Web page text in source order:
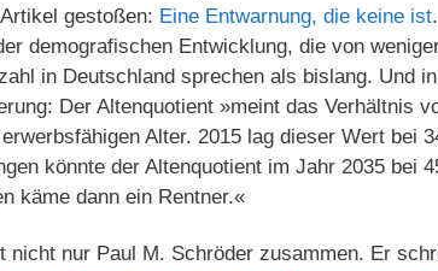
gestoßen: Eine Entwarnung, die keine ist
demografischen Entwicklung, die von
in Deutschland sprechen als bislang. Und
Der Altenquotient »meint das Verhältnis
Alter. 2015 lag dieser Wert bei
könnte der Altenquotient im Jahr 2035 bei
käme dann ein Rentner.«
nicht nur Paul M. Schröder zusammen. Er